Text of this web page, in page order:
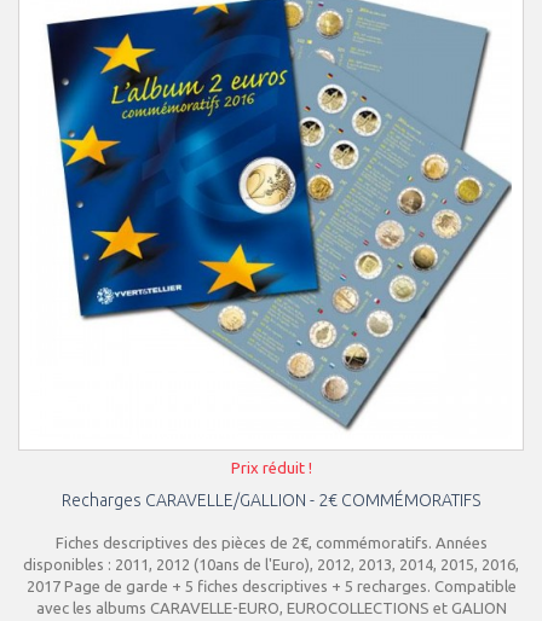
Prix réduit !
Recharges CARAVELLE/GALLION - 2€ COMMÉMORATIFS
Fiches descriptives des pièces de 2€, commémoratifs. Années
disponibles : 2011, 2012 (10ans de l'Euro), 2012, 2013, 2014, 2015, 2016,
2017 Page de garde + 5 fiches descriptives + 5 recharges. Compatible
avec les albums CARAVELLE-EURO, EUROCOLLECTIONS et GALION